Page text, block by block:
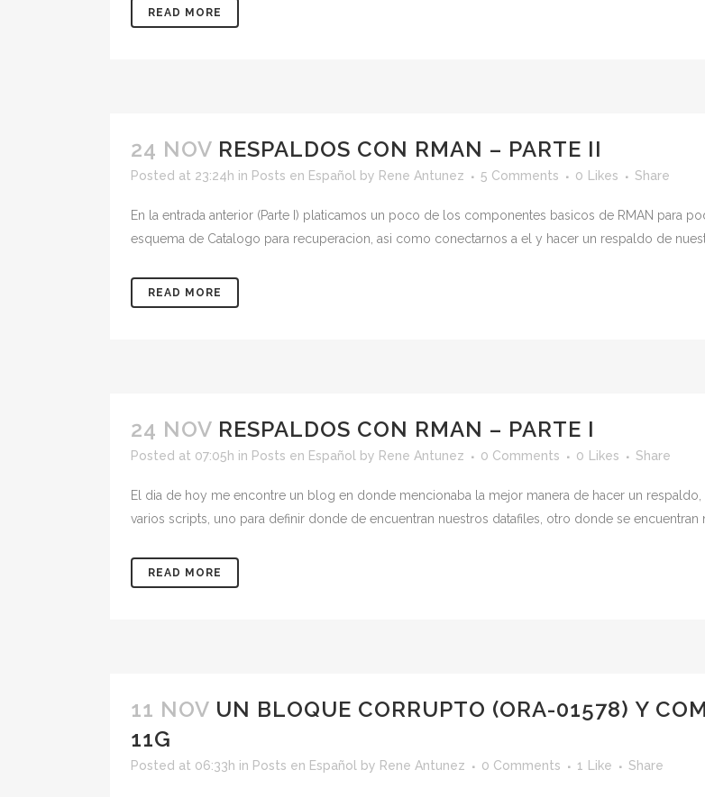
READ MORE
24 NOV RESPALDOS CON RMAN – PARTE II
Posted at 23:24h in Posts en Español by Rene Antunez 5 Comments 0 Likes Share
En la entrada anterior (Parte I) platicamos un poco de los componentes basicos de RMAN para
esquema de Catalogo para recuperacion, asi como conectarnos a el y hacer un respaldo de
READ MORE
24 NOV RESPALDOS CON RMAN – PARTE I
Posted at 07:05h in Posts en Español by Rene Antunez 0 Comments 0 Likes Share
El dia de hoy me encontre un blog en donde mencionaba la mejor manera de hacer un
varios scripts, uno para definir donde de encuentran nuestros datafiles, otro donde se encuentran
READ MORE
11 NOV UN BLOQUE CORRUPTO (ORA-01578) Y
11G
Posted at 06:33h in Posts en Español by Rene Antunez 0 Comments 1 Like Share